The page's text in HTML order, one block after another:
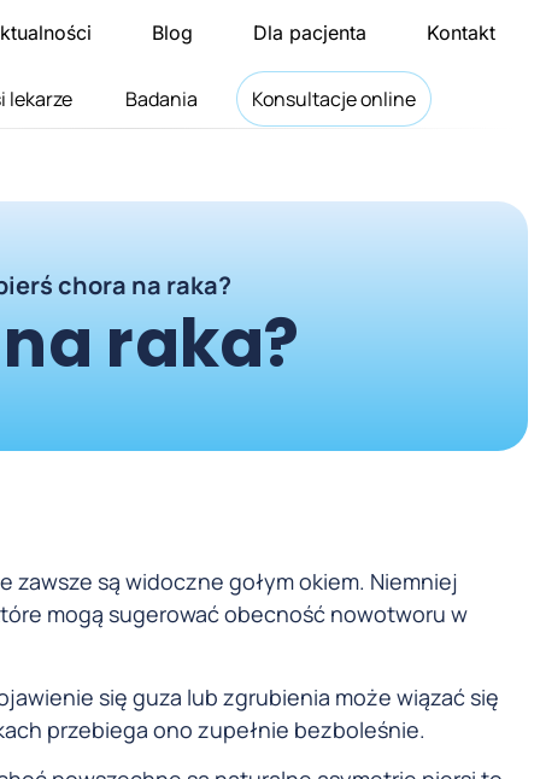
Blog Dla pacjenta Kontakt
lekarze Badania Konsultacje online
chora na raka?
raka?
są widoczne gołym okiem. Niemniej
mogą sugerować obecność nowotworu w
się guza lub zgrubienia może wiązać się
przebiega ono zupełnie bezboleśnie.